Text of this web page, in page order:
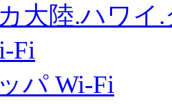
大陸.ハワイ
Fi
パ Wi-Fi